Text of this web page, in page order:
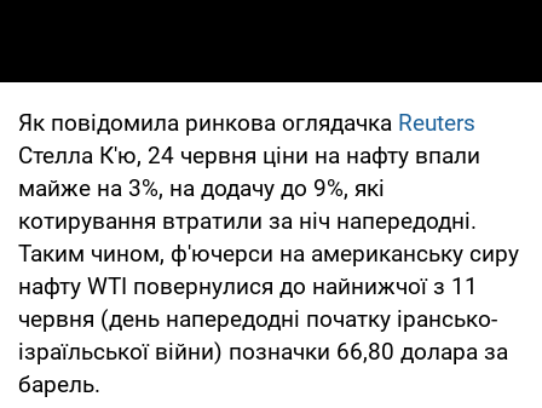
Як повідомила ринкова оглядачка Reuters
Стелла К'ю, 24 червня ціни на нафту впали
майже на 3%, на додачу до 9%, які
котирування втратили за ніч напередодні.
Таким чином, ф'ючерси на американську сиру
нафту WTI повернулися до найнижчої з 11
червня (день напередодні початку ірансько-
ізраїльської війни) позначки 66,80 долара за
барель.